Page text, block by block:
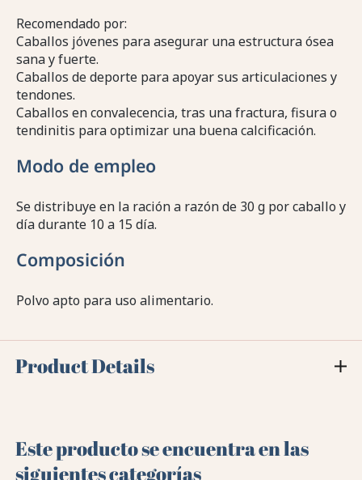
Recomendado por:
Caballos jóvenes para asegurar una estructura ósea
sana y fuerte.
Caballos de deporte para apoyar sus articulaciones y
tendones.
Caballos en convalecencia, tras una fractura, fisura o
tendinitis para optimizar una buena calcificación.
Modo de empleo
Se distribuye en la ración a razón de 30 g por caballo y
día durante 10 a 15 día.
Composición
Polvo apto para uso alimentario.
Product Details
Este producto se encuentra en las
siguientes categorías